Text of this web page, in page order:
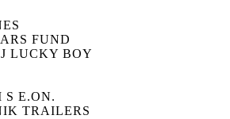
FUND
LUCKY BOY
S E.ON.
TRAILERS